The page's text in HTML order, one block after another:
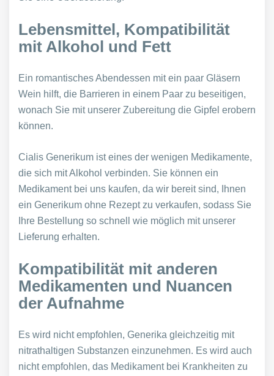
Lebensmittel, Kompatibilität
mit Alkohol und Fett
Ein romantisches Abendessen mit ein paar Gläsern
Wein hilft, die Barrieren in einem Paar zu beseitigen,
wonach Sie mit unserer Zubereitung die Gipfel erobern
können.
Cialis Generikum ist eines der wenigen Medikamente,
die sich mit Alkohol verbinden. Sie können ein
Medikament bei uns kaufen, da wir bereit sind, Ihnen
ein Generikum ohne Rezept zu verkaufen, sodass Sie
Ihre Bestellung so schnell wie möglich mit unserer
Lieferung erhalten.
Kompatibilität mit anderen
Medikamenten und Nuancen
der Aufnahme
Es wird nicht empfohlen, Generika gleichzeitig mit
nitrathaltigen Substanzen einzunehmen. Es wird auch
nicht empfohlen, das Medikament bei Krankheiten zu